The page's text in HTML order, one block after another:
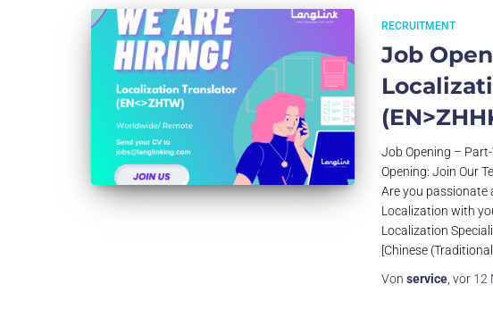
RECRUITMENT
Job
Job Opening –
Opening: Join Our
Are you passionate
Localization with
Localization
[Chinese
Von service , vor 12